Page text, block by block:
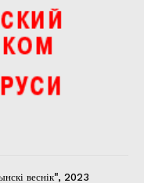
веснік", 2023